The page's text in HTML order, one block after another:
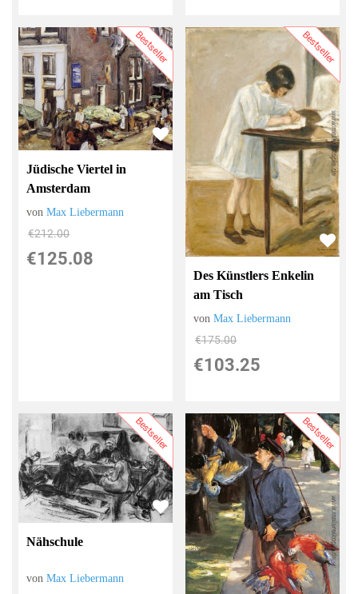
Bestseller
Jüdische Viertel in
Amsterdam
vonMax Liebermann
€212.00
€125.08
Bestseller
Des Künstlers Enkelin
am Tisch
vonMax Liebermann
€175.00
€103.25
Bestseller
Nähschule
vonMax Liebermann
Bestseller